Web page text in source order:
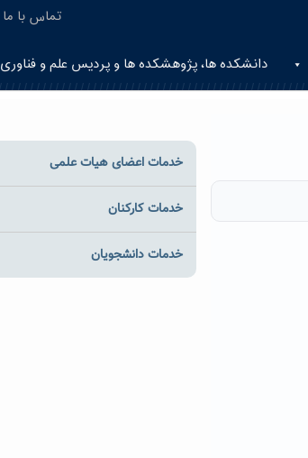
تماس با ما
دانشکده ها، پژوهشکده ها و پردیس علم و فناوری
خدمات اعضای هیات علمی
خدمات کارکنان
خدمات دانشجویان